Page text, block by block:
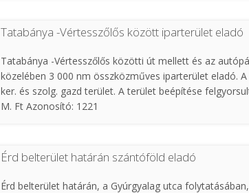
Tatabánya -Vértesszőlős között iparterület eladó
Tatabánya -Vértesszőlős közötti út mellett és az
közelében 3 000 nm összközműves iparterület eladó.
ker. és szolg. gazd terület. A terület beépítése
M. Ft Azonosító: 1221
Érd belterület határán szántóföld eladó
Érd belterület határán, a Gyúrgyalag utca